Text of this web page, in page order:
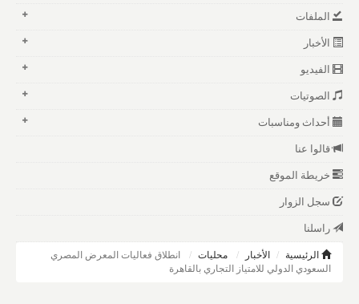
الملفات
الأخبار
الفيديو
الصوتيات
أحداث ومناسبات
قالوا عنا
خريطة الموقع
سجل الزوار
راسلنا
الرئيسية الأخبار محليات
انطلاق فعاليات المعرض المصري
السعودي الدولي للامتياز التجاري بالقاهرة